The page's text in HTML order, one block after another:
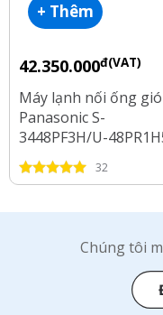
+ Thêm
42.350.000đ(VAT)
Máy lạnh nối ống gió
Panasonic S-
3448PF3H/U-
Inverter 5.5 Hp
32
Chúng tôi